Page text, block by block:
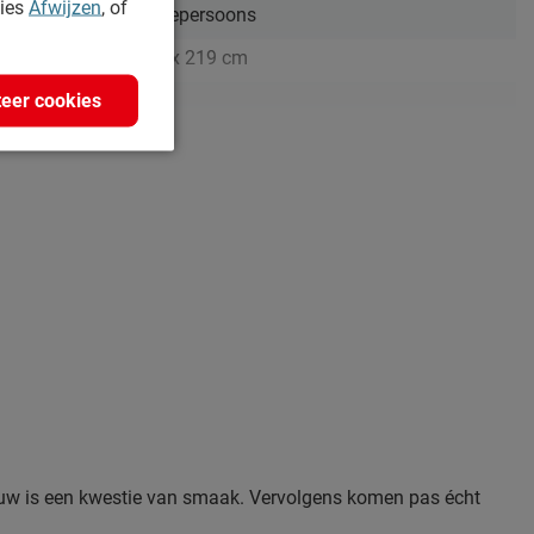
Tweepersoons
166 x 219 cm
100 cm
is een kwestie van smaak. Vervolgens komen pas écht
Afwijzen, of
cookies